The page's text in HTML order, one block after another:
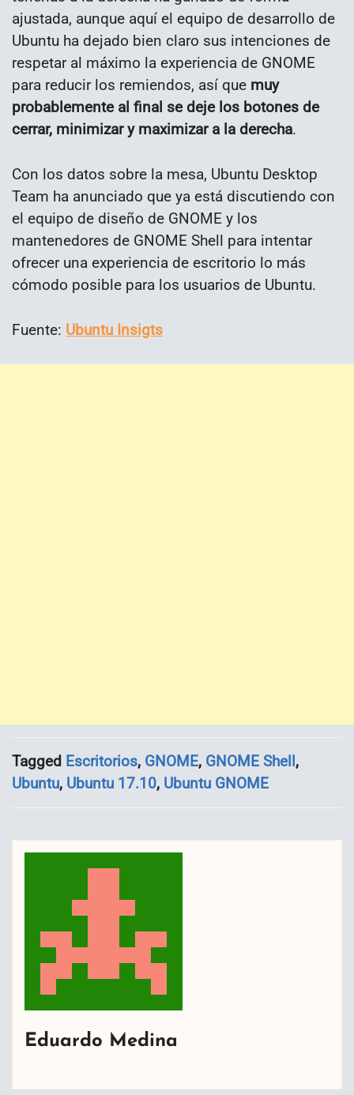
ajustada, aunque aquí el equipo de desarrollo de
Ubuntu ha dejado bien claro sus intenciones de
respetar al máximo la experiencia de GNOME
para reducir los remiendos, así que muy
probablemente al final se deje los botones de
cerrar, minimizar y maximizar a la derecha.
Con los datos sobre la mesa, Ubuntu Desktop
Team ha anunciado que ya está discutiendo con
el equipo de diseño de GNOME y los
mantenedores de GNOME Shell para intentar
ofrecer una experiencia de escritorio lo más
cómodo posible para los usuarios de Ubuntu.
Fuente: Ubuntu Insigts
Tagged Escritorios, GNOME, GNOME Shell,
Ubuntu, Ubuntu 17.10, Ubuntu GNOME
Eduardo Medina